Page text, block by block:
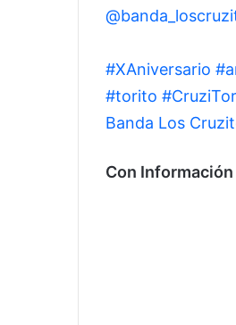
#XAniversario
#torito
Banda Los
Con